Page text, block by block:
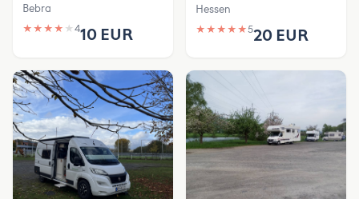
Bebra
★ ★ ★ ★ ★ 410 EUR
Hessen
★ ★ ★ ★ ★520 EUR